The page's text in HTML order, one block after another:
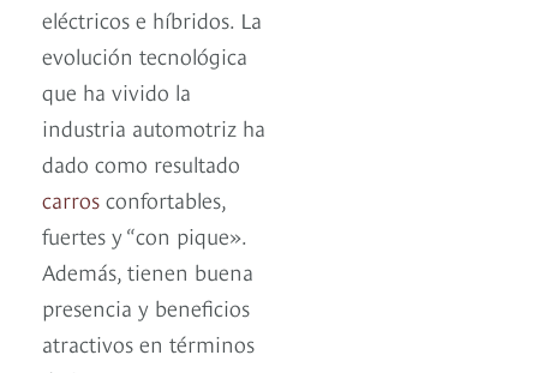
eléctricos e híbridos. La
evolución tecnológica
que ha vivido la
industria automotriz ha
dado como resultado
carros confortables,
fuertes y “con pique».
Además, tienen buena
presencia y beneficios
atractivos en términos